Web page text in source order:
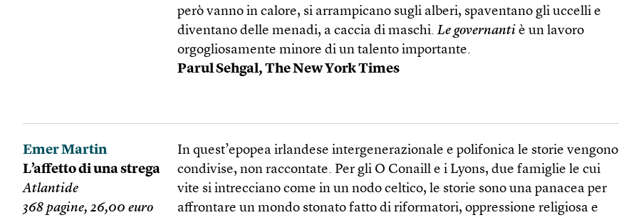
però vanno in calore, si arrampicano sugli alberi, spaventano gli uccelli e
diventano delle menadi, a caccia di maschi.Le governanti è un lavoro
orgogliosamente minore di un talento importante.
Parul Sehgal, The New York Times
Emer Martin
L’affetto di una strega
Atlantide
368 pagine, 26,00 euro
In quest’epopea irlandese intergenerazionale e polifonica le storie vengono
condivise, non raccontate. Per gli O Conaill e i Lyons, due famiglie le cui
vite si intrecciano come in un nodo celtico, le storie sono una panacea per
affrontare un mondo stonato fatto di riformatori, oppressione religiosa e